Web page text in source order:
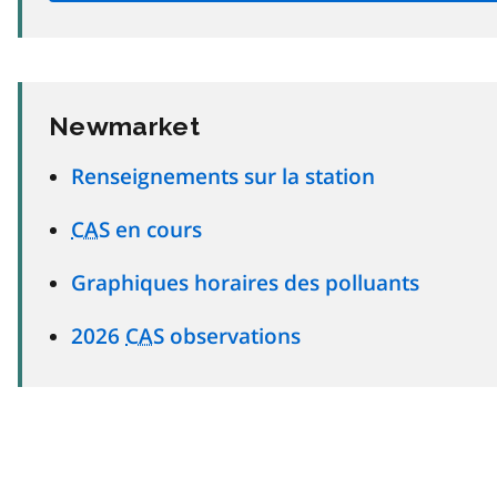
Newmarket
Renseignements sur la station
CAS en cours
Graphiques horaires des polluants
2026 CAS observations